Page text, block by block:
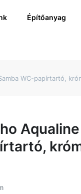
Építőanyag
WC-papírtartó,